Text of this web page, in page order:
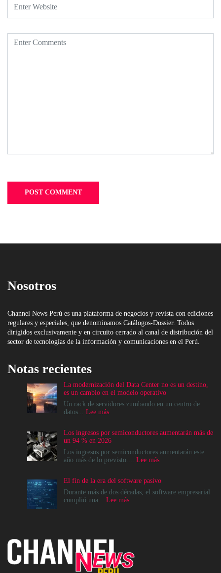
Nosotros
Channel News Perú es una plataforma de negocios y revista con ediciones
regulares y especiales, que denominamos Catálogos-Dossier. Todos
dirigidos exclusivamente y en circuito cerrado al canal de distribución del
sector de tecnologías de la información y comunicaciones en el Perú.
Notas recientes
La modernización del Data Center no es un destino,
es un cambio en el modelo operativo
Un rack de servidores zumbando en un centro de
datos... Lee más:
del
Data
Center
no
destino,
es
un
operativo
Los ingresos por semiconductores aumentarán más de
un 94 % en 2026
Los ingresos por semiconductores aumentarán este
año más de lo previsto.... Lee más:
por
semiconductores
El fin de la era del software pasivo
Durante más de dos décadas, el software empresarial
cumplió una... Lee más:
software
pasivo